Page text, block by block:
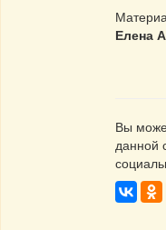
Елена
Вы
данной